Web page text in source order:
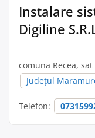
Instalare
Digiline
comuna Recea,
Județul
Telefon: